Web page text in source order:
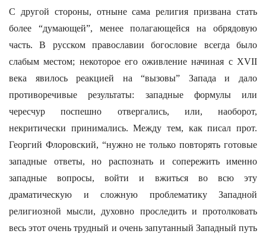
С другой стороны, отныне сама религия призвана стать
более “думающей”, менее полагающейся на обрядовую
часть. В русском православии богословие всегда было
слабым местом; некоторое его оживление начиная с XVII
века явилось реакцией на “вызовы” Запада и дало
противоречивые результаты: западные формулы или
чересчур поспешно отвергались, или, наоборот,
некритически принимались. Между тем, как писал прот.
Георгий Флоровский, “нужно не только повторять готовые
западные ответы, но распознать и сопережить именно
западные вопросы, войти и вжиться во всю эту
драматическую и сложную проблематику Западной
религиозной мысли, духовно проследить и протолковать
весь этот очень трудный и очень запутанный Западный путь